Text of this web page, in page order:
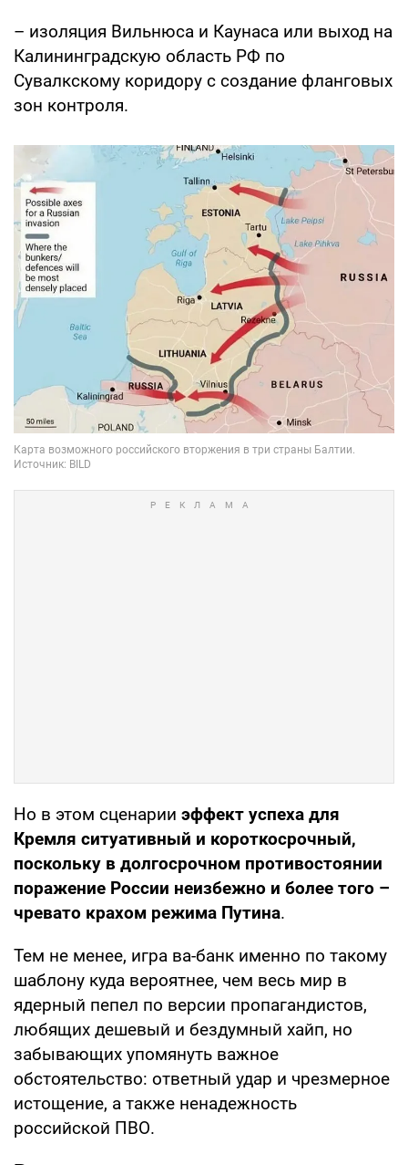
– изоляция Вильнюса и Каунаса или выход на
Калининградскую область РФ по
Сувалкскому коридору с создание фланговых
зон контроля.
Но в этом сценарии эффект успеха для
Кремля ситуативный и короткосрочный,
поскольку в долгосрочном противостоянии
поражение России неизбежно и более того –
чревато крахом режима Путина.
Тем не менее, игра ва-банк именно по такому
шаблону куда вероятнее, чем весь мир в
ядерный пепел по версии пропагандистов,
любящих дешевый и бездумный хайп, но
забывающих упомянуть важное
обстоятельство: ответный удар и чрезмерное
истощение, а также ненадежность
российской ПВО.